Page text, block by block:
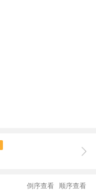
顺序查看
倒序查看